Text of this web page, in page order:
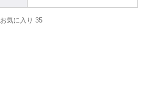
お気に入り 35